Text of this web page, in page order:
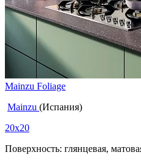
Mainzu Foliage
Mainzu (Испания)
20x20
Поверхность: глянцевая,